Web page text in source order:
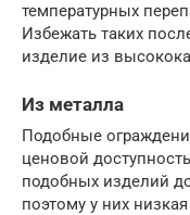
температурных
Избежать таких
изделие из
Из металла
Подобные
ценовой
подобных изделий
поэтому у них